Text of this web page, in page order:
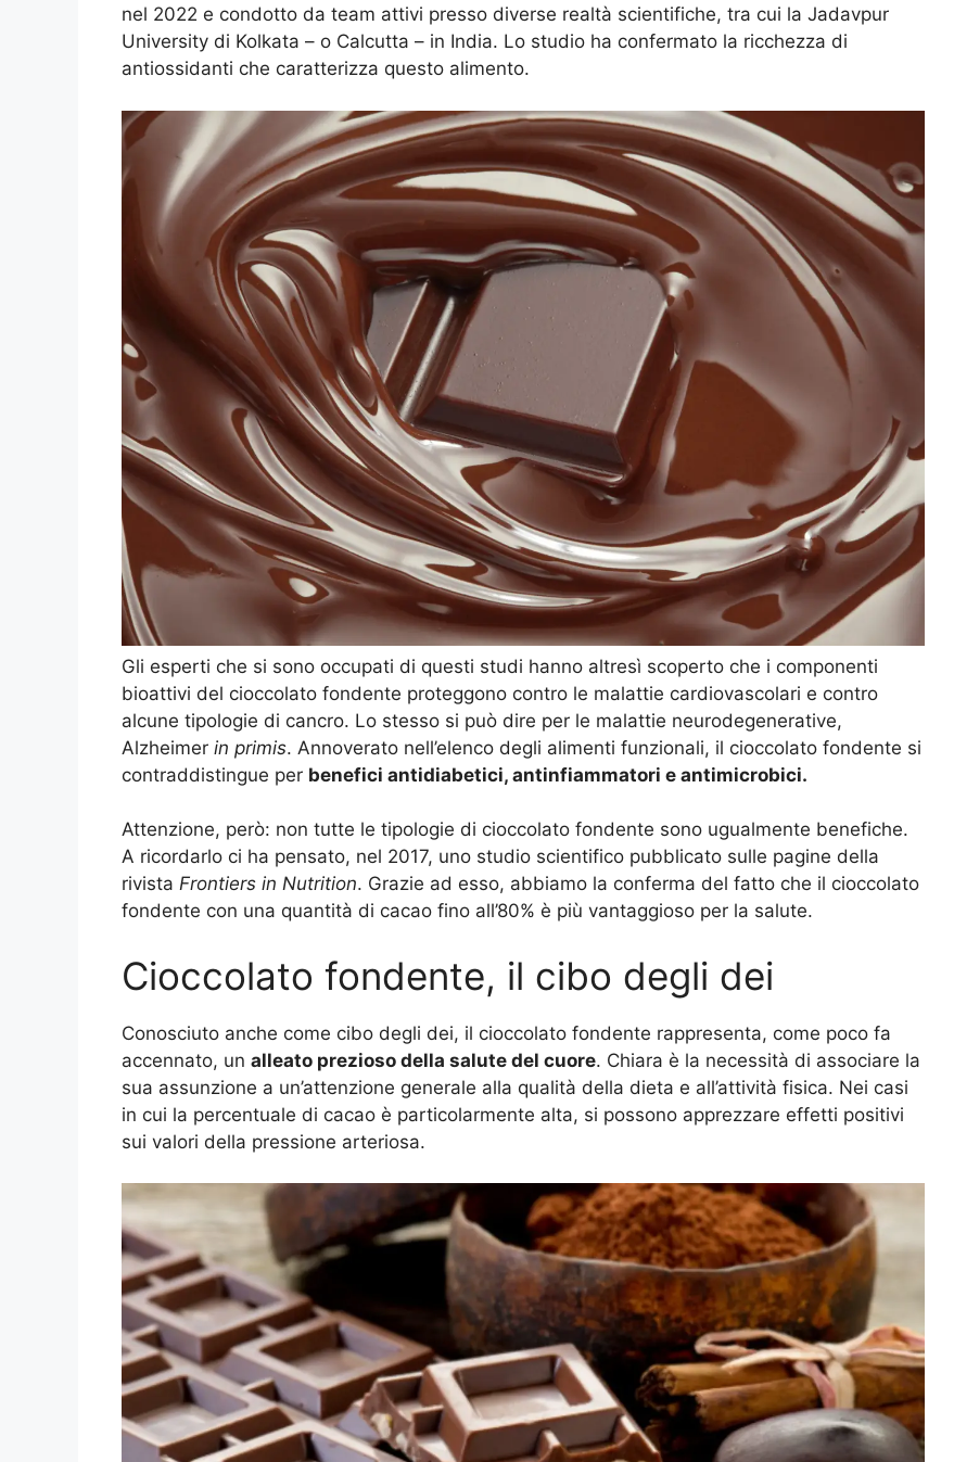
nel 2022 e condotto da team attivi presso diverse realtà scientifiche, tra cui la Jadavpur
University di Kolkata – o Calcutta – in India. Lo studio ha confermato la ricchezza di
antiossidanti che caratterizza questo alimento.
Gli esperti che si sono occupati di questi studi hanno altresì scoperto che i componenti
bioattivi del cioccolato fondente proteggono contro le malattie cardiovascolari e contro
alcune tipologie di cancro. Lo stesso si può dire per le malattie neurodegenerative,
Alzheimer in primis. Annoverato nell’elenco degli alimenti funzionali, il cioccolato fondente si
contraddistingue per benefici antidiabetici, antinfiammatori e antimicrobici.
Attenzione, però: non tutte le tipologie di cioccolato fondente sono ugualmente benefiche.
A ricordarlo ci ha pensato, nel 2017, uno studio scientifico pubblicato sulle pagine della
rivista Frontiers in Nutrition. Grazie ad esso, abbiamo la conferma del fatto che il cioccolato
fondente con una quantità di cacao fino all’80% è più vantaggioso per la salute.
Cioccolato fondente, il cibo degli dei
Conosciuto anche come cibo degli dei, il cioccolato fondente rappresenta, come poco fa
accennato, un alleato prezioso della salute del cuore. Chiara è la necessità di associare la
sua assunzione a un’attenzione generale alla qualità della dieta e all’attività fisica. Nei casi
in cui la percentuale di cacao è particolarmente alta, si possono apprezzare effetti positivi
sui valori della pressione arteriosa.